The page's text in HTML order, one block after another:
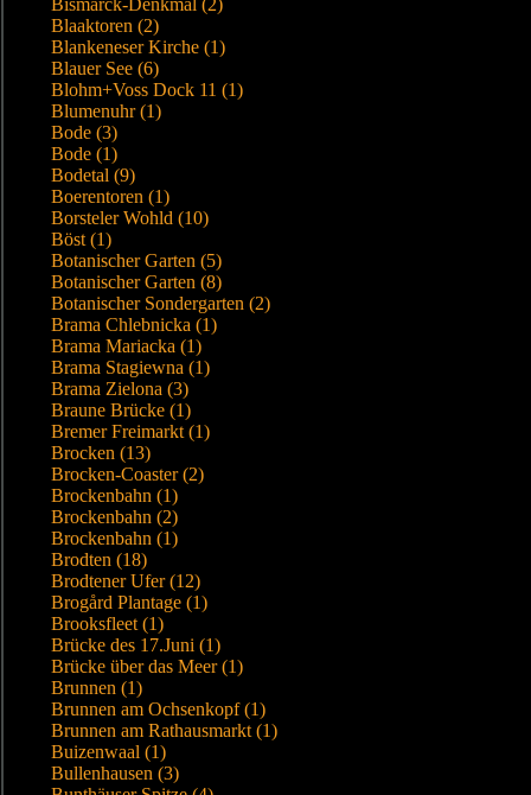
Bismarck-Denkmal (2)
Blaaktoren (2)
Blankeneser Kirche (1)
Blauer See (6)
Blohm+Voss Dock 11 (1)
Blumenuhr (1)
Bode (3)
Bode (1)
Bodetal (9)
Boerentoren (1)
Borsteler Wohld (10)
Böst (1)
Botanischer Garten (5)
Botanischer Garten (8)
Botanischer Sondergarten (2)
Brama Chlebnicka (1)
Brama Mariacka (1)
Brama Stagiewna (1)
Brama Zielona (3)
Braune Brücke (1)
Bremer Freimarkt (1)
Brocken (13)
Brocken-Coaster (2)
Brockenbahn (1)
Brockenbahn (2)
Brockenbahn (1)
Brodten (18)
Brodtener Ufer (12)
Brogård Plantage (1)
Brooksfleet (1)
Brücke des 17.Juni (1)
Brücke über das Meer (1)
Brunnen (1)
Brunnen am Ochsenkopf (1)
Brunnen am Rathausmarkt (1)
Buizenwaal (1)
Bullenhausen (3)